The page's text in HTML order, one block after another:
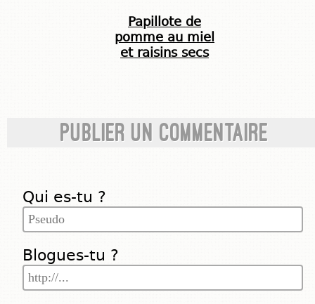
Papillote de
pomme au miel
et raisins secs
Publier un commentaire
Qui es-tu ?
Blogues-tu ?